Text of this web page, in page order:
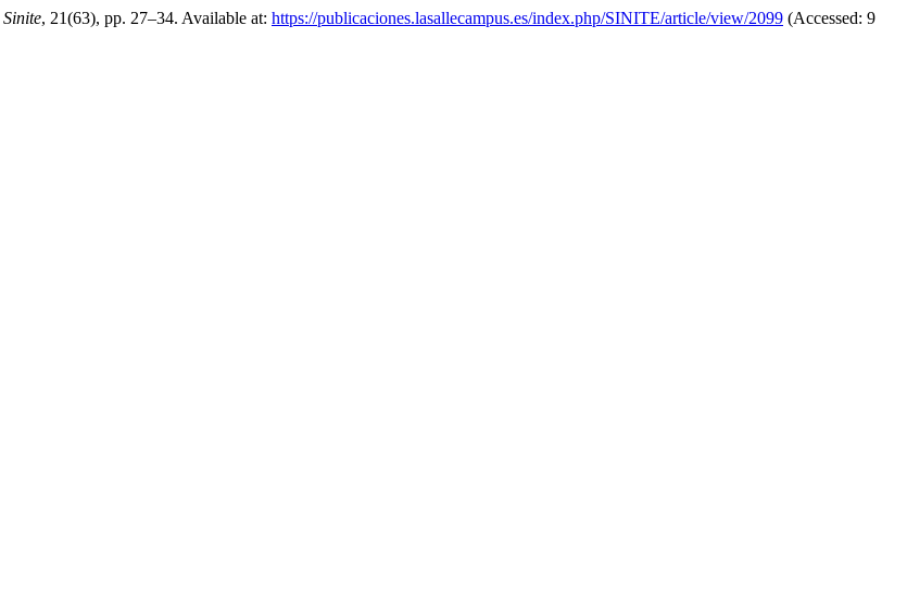
Sinite, 21(63), pp. 27–34. Available at: https://publicaciones.lasallecampus.es/index.php/SINITE/article/view/2099 (Accessed: 9